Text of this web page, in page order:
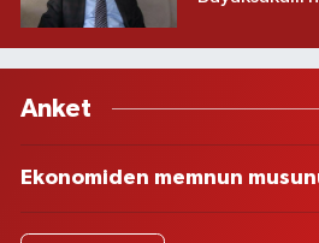
Anket
Ekonomiden memnun